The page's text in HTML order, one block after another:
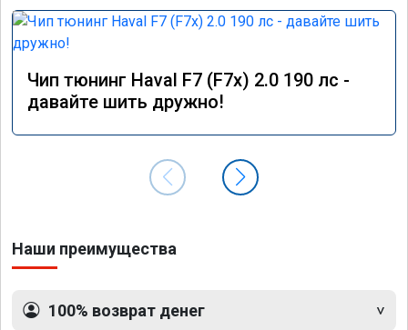
Чип тюнинг Haval F7 (F7x) 2.0 190 лс -
давайте шить дружно!
Наши преимущества
100% возврат денег